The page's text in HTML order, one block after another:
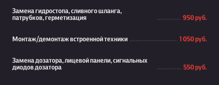
Замена гидростопа, сливного шланга,
патрубков, герметизация
950 руб.
Монтаж/демонтаж встроенной техники 1 050 руб.
Замена дозатора, лицевой панели, сигнальных
диодов дозатора
550 руб.